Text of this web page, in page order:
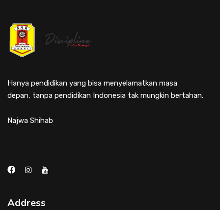
Hanya pendidikan yang bisa menyelamatkan masa
depan, tanpa pendidikan Indonesia tak mungkin bertahan.
Najwa Shihab
Address